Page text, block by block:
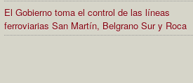
El Gobierno toma el control de las líneas
ferroviarias San Martín, Belgrano Sur y Roca